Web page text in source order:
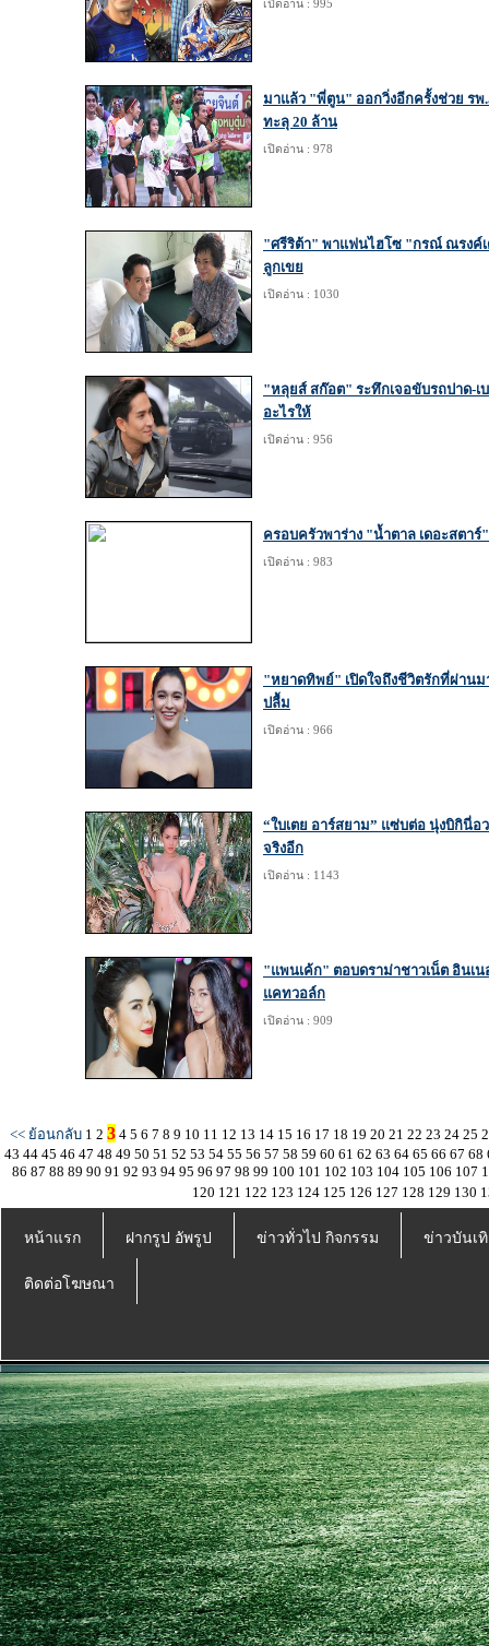
เปิดอ่าน : 995
มาแล้ว "พี่ตูน" ออกวิ่งอีกครั้งช่วย รพ
ทะลุ 20 ล้าน
เปิดอ่าน : 978
"ศรีริต้า" พาแฟนไฮโซ "กรณ์ ณรงค์
ลูกเขย
เปิดอ่าน : 1030
"หลุยส์ สก๊อต" ระทึกเจอขับรถปาด-เ
อะไรให้
เปิดอ่าน : 956
ครอบครัวพาร่าง "น้ำตาล เดอะสตา
เปิดอ่าน : 983
"หยาดทิพย์" เปิดใจถึงชีวิตรักที่ผ่านม
ปลื้ม
เปิดอ่าน : 966
“ใบเตย อาร์สยาม” แซ่บต่อ นุ่งบิกินี่อ
จริงอีก
เปิดอ่าน : 1143
"แพนเค้ก" ตอบดราม่าชาวเน็ต อิน
แคทวอล์ก
เปิดอ่าน : 909
<< ย้อนกลับ 1 2 3 4 5 6 7 8 9 10 11 12 13 14 15 16 17 18 19 20 21 22 23 24 25
43 44 45 46 47 48 49 50 51 52 53 54 55 56 57 58 59 60 61 62 63 64 65 66 67 68
86 87 88 89 90 91 92 93 94 95 96 97 98 99 100 101 102 103 104 105 106 107
120 121 122 123 124 125 126 127 128 129 130
หน้าแรก ฝากรูป อัพรูป ข่าวทั่วไป กิจกรรม ข่าวบันเ
ติดต่อโฆษณา